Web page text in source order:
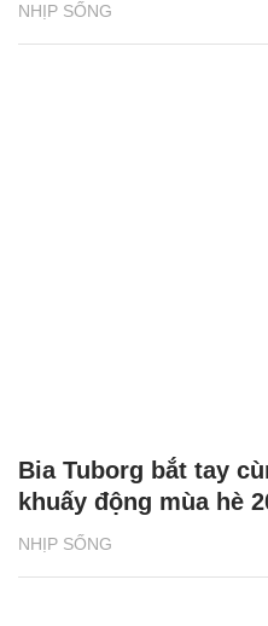
NHỊP SỐNG
NHỊP SỐNG
Bia Tuborg bắt tay
khuấy động mùa hè